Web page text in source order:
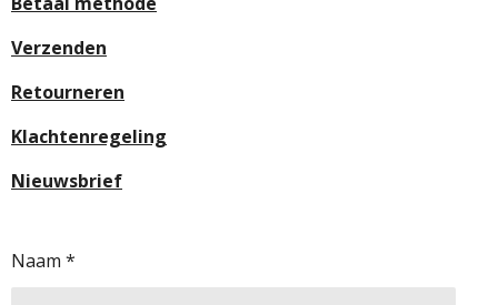
Verzenden
Retourneren
Klachtenregeling
Nieuwsbrief
Naam *